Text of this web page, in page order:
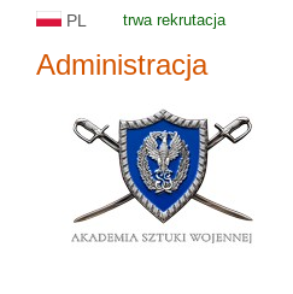
PL trwa rekrutacja
Administracja